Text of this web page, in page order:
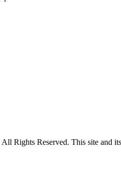
All Rights Reserved. This site and